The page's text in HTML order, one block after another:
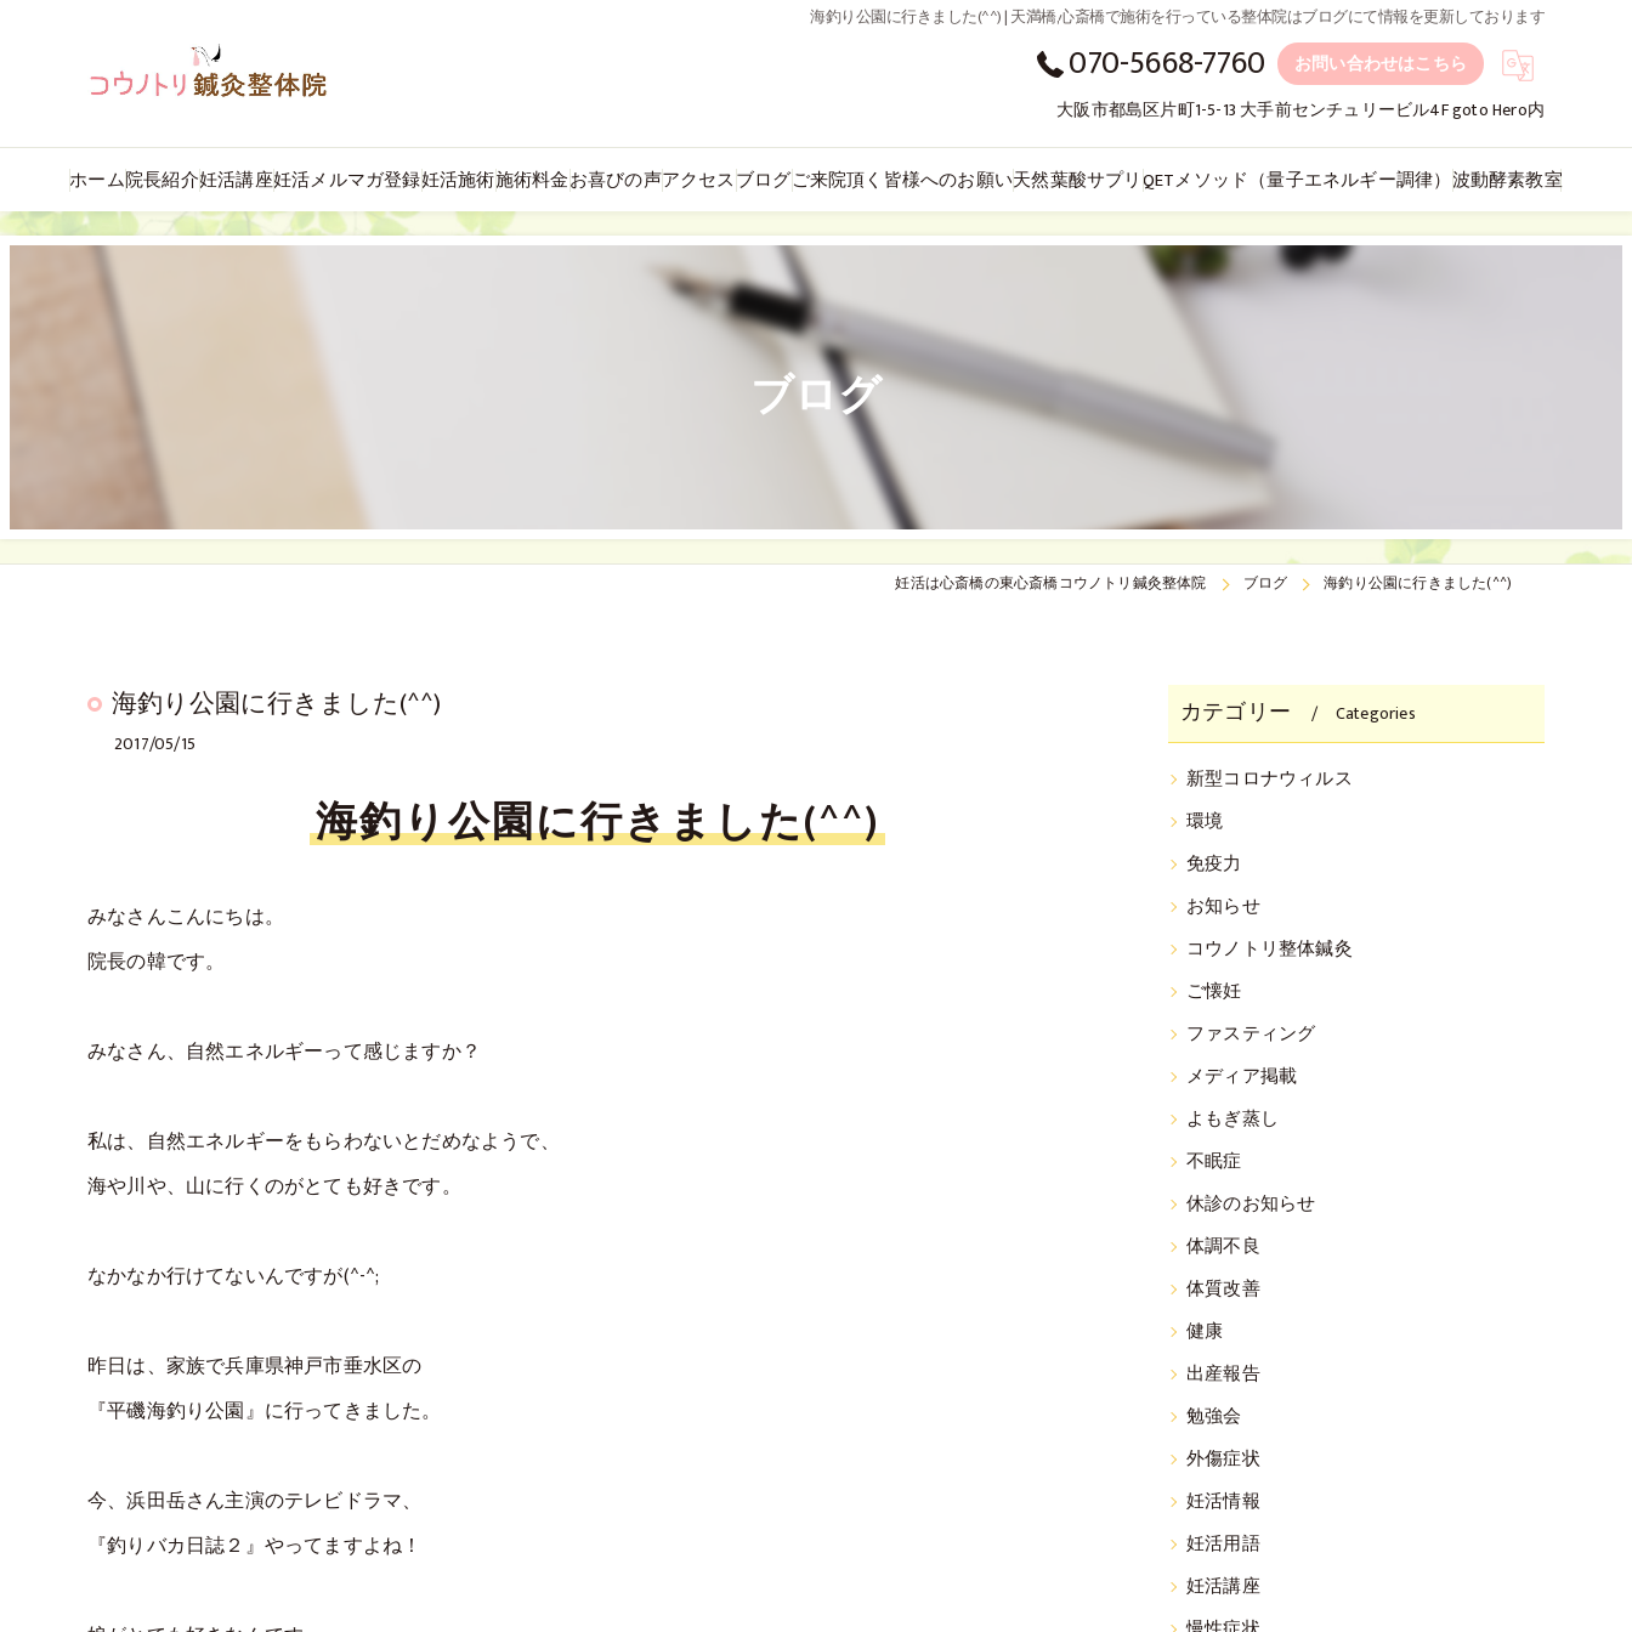
海釣り公園に行きました(^^) | 天満橋,心斎橋で施術を行っている整体院はブログにて情報を更新しております
070-5668-7760
お問い合わせはこちら
大阪市都島区片町1-5-13 大手前センチュリービル4F goto Hero内
ホーム院長紹介妊活講座妊活メルマガ登録妊活施術施術料金お喜びの声アクセスブログご来院頂く皆様へのお願い天然葉酸サプリ QETメソッド（量子エネルギー調律） 波動酵素教室
ブログ
妊活は心斎橋の東心斎橋コウノトリ鍼灸整体院 ブログ 海釣り公園に行きました(^^)
海釣り公園に行きました(^^)
2017/05/15
海釣り公園に行きました(^^)
みなさんこんにちは。
院長の韓です。
みなさん、自然エネルギーって感じますか？
私は、自然エネルギーをもらわないとだめなようで、
海や川や、山に行くのがとても好きです。
なかなか行けてないんですが(^-^;
昨日は、家族で兵庫県神戸市垂水区の
『平磯海釣り公園』に行ってきました。
今、浜田岳さん主演のテレビドラマ、
『釣りバカ日誌２』やってますよね！
カテゴリー Categories
新型コロナウィルス
環境
免疫力
お知らせ
コウノトリ整体鍼灸
ご懐妊
ファスティング
メディア掲載
よもぎ蒸し
不眠症
休診のお知らせ
体調不良
体質改善
健康
出産報告
勉強会
外傷症状
妊活情報
妊活用語
妊活講座